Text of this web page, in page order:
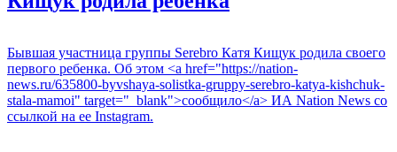
Бывшая участница группы Serebro Катя Кищук родила своего
первого ребенка. Об этом <a href="https://nation-
news.ru/635800-byvshaya-solistka-gruppy-serebro-katya-kishchuk-
stala-mamoi" target="_blank">сообщило</a> ИА Nation News со
ссылкой на ее Instagram.